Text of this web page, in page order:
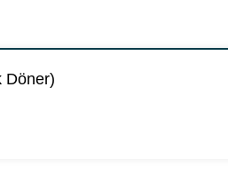
Döner)